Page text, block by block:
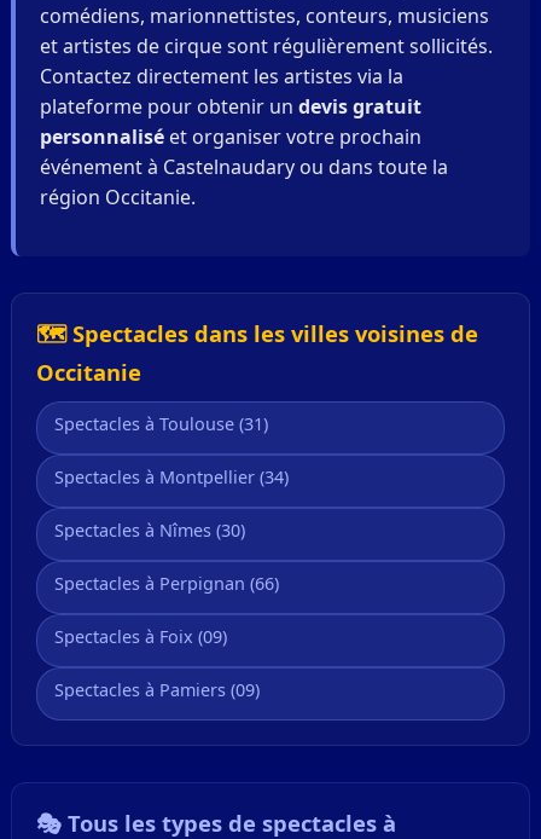
comédiens, marionnettistes, conteurs, musiciens
et artistes de cirque sont régulièrement sollicités.
Contactez directement les artistes via la
plateforme pour obtenir un devis gratuit
personnaliséet organiser votre prochain
événement à Castelnaudary ou dans toute la
région Occitanie.
🗺️ Spectacles dans les villes voisines de
Occitanie
Spectacles à Toulouse (31)
Spectacles à Montpellier (34)
Spectacles à Nîmes (30)
Spectacles à Perpignan (66)
Spectacles à Foix (09)
Spectacles à Pamiers (09)
🎭 Tous les types de spectacles à